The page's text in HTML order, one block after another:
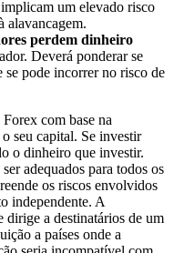
um elevado risco
alavancagem.
perdem dinheiro
Deverá ponderar se
pode incorrer no risco de
com base na
seu capital. Se investir
o dinheiro que investir.
adequados para todos os
os riscos envolvidos
independente. A
dirige a destinatários de um
a países onde a